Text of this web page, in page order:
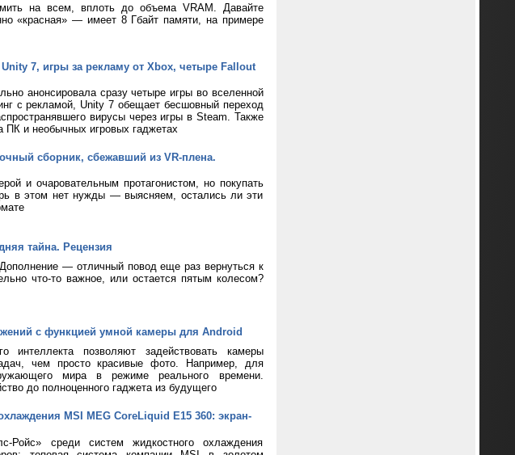
на всем, вплоть до объема VRAM. Давайте
«красная» — имеет 8 Гбайт памяти, на примере
7, игры за рекламу от Xbox, четыре Fallout
анонсировала сразу четыре игры во вселенной
с рекламой, Unity 7 обещает бесшовный переход
вирусы через игры в Steam. Также
ПК и необычных игровых гаджетах
сборник, сбежавший из VR-плена.
и очаровательным протагонистом, но покупать
в этом нет нужды — выясняем, остались ли эти
тайна. Рецензия
— отличный повод еще раз вернуться к
что-то важное, или остается пятым колесом?
с функцией умной камеры для Android
интеллекта позволяют задействовать камеры
чем просто красивые фото. Например, для
мира в режиме реального времени.
до полноценного гаджета из будущего
MSI MEG CoreLiquid E15 360: экран-
Ройс» среди систем жидкостного охлаждения